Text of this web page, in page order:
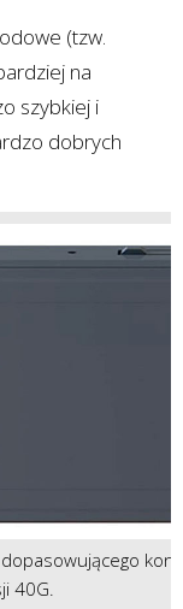
(tzw.
na
szybkiej i
dobrych
40G.